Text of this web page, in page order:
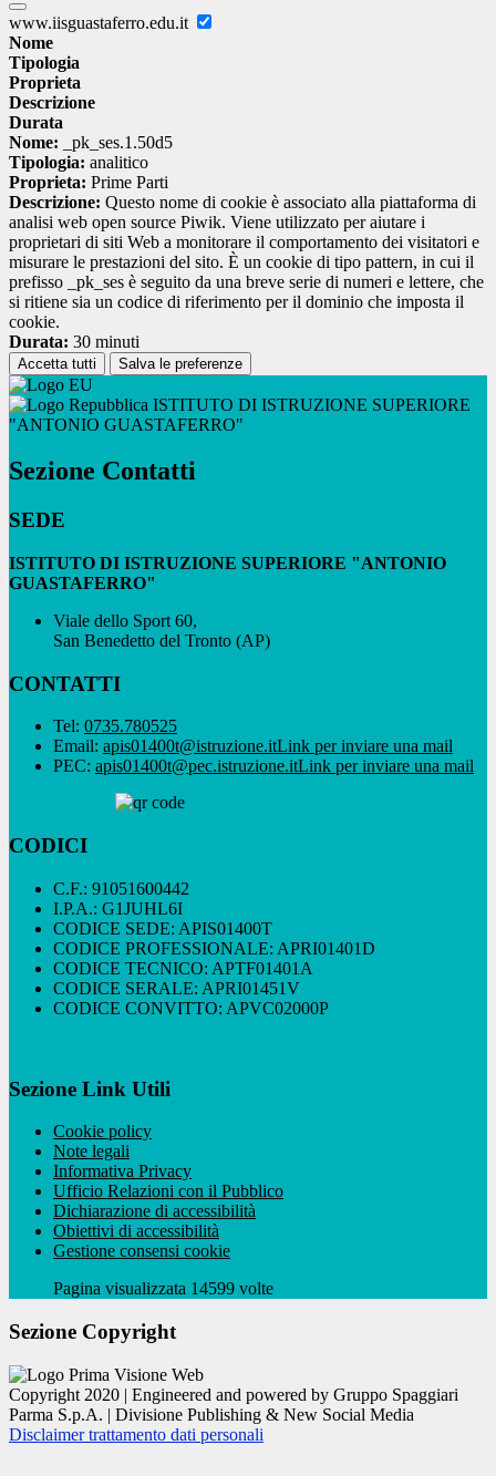
www.iisguastaferro.edu.it
Nome
Tipologia
Proprieta
Descrizione
Durata
Nome: _pk_ses.1.50d5
Tipologia: analitico
Proprieta: Prime Parti
Descrizione: Questo nome di cookie è associato alla piattaforma di
analisi web open source Piwik. Viene utilizzato per aiutare i
proprietari di siti Web a monitorare il comportamento dei visitatori e
misurare le prestazioni del sito. È un cookie di tipo pattern, in cui il
prefisso _pk_ses è seguito da una breve serie di numeri e lettere, che
si ritiene sia un codice di riferimento per il dominio che imposta il
cookie.
Durata: 30 minuti
Accetta tutti Salva le preferenze
ISTITUTO DI ISTRUZIONE SUPERIORE
"ANTONIO GUASTAFERRO"
Sezione Contatti
SEDE
ISTITUTO DI ISTRUZIONE SUPERIORE "ANTONIO
GUASTAFERRO"
Viale dello Sport 60,
San Benedetto del Tronto (AP)
CONTATTI
Tel: 0735.780525
Email: apis01400t@istruzione.itLink per inviare una mail
PEC: apis01400t@pec.istruzione.itLink per inviare una mail
CODICI
C.F.: 91051600442
I.P.A.: G1JUHL6I
CODICE SEDE: APIS01400T
CODICE PROFESSIONALE: APRI01401D
CODICE TECNICO: APTF01401A
CODICE SERALE: APRI01451V
CODICE CONVITTO: APVC02000P
Sezione Link Utili
Cookie policy
Note legali
Informativa Privacy
Ufficio Relazioni con il Pubblico
Dichiarazione di accessibilità
Obiettivi di accessibilità
Gestione consensi cookie
Pagina visualizzata 14599 volte
Sezione Copyright
Copyright 2020 | Engineered and powered by Gruppo Spaggiari
Parma S.p.A. | Divisione Publishing & New Social Media
Disclaimer trattamento dati personali